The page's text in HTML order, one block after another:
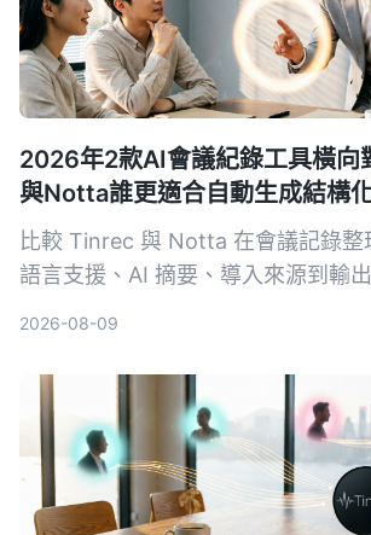
2026年2款AI會議紀錄工具橫向
與Notta誰更適合自動生成結構
比較 Tinrec 與 Notta 在會議記錄整
語言支援、AI 摘要、導入來源到輸
2026-08-09